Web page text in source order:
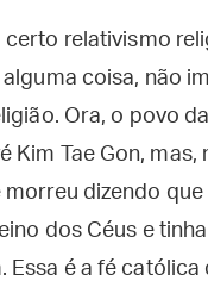
certo relativismo
coisa, não
Ora, o povo
Kim Tae Gon,
morreu dizendo
dos Céus e
Essa é a fé católica